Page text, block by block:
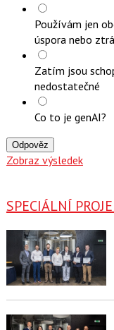
Používám jen
úspora nebo
Zatím jsou
nedostatečné
Co to je genAI?
Odpověz
Zobraz výsledek
SPECIÁLNÍ